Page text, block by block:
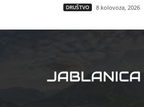
DRUŠTVO 8 kolovoza, 2026